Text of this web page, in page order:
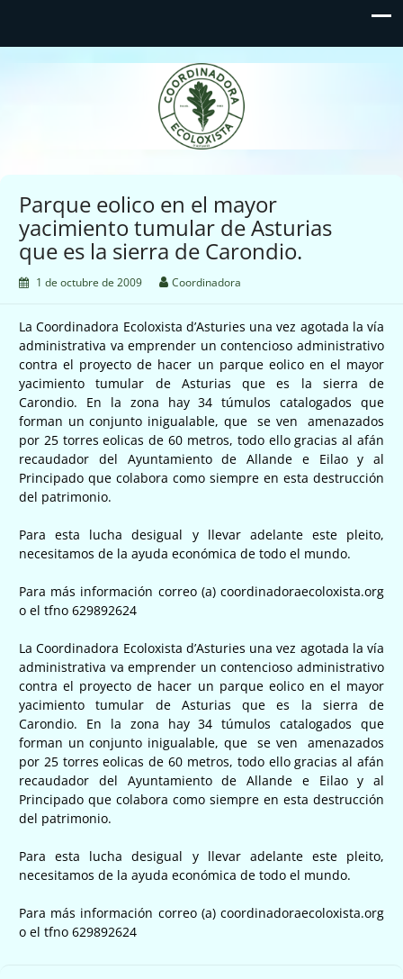
Coordinadora Ecoloxista
d'Asturies
Parque eolico en el mayor
yacimiento tumular de Asturias
que es la sierra de Carondio.
1 de octubre de 2009 Coordinadora
La Coordinadora Ecoloxista d’Asturies una vez agotada la vía
administrativa va emprender un contencioso administrativo
contra el proyecto de hacer un parque eolico en el mayor
yacimiento tumular de Asturias que es la sierra de
Carondio. En la zona hay 34 túmulos catalogados que
forman un conjunto inigualable, que se ven
amenazados
por 25 torres eolicas de 60 metros, todo ello gracias al afán
recaudador del Ayuntamiento de Allande e Eilao y al
Principado que colabora como siempre en esta destrucción
del patrimonio.
Para esta lucha desigual y llevar adelante este pleito,
necesitamos de la ayuda económica de todo el mundo.
Para más información correo (a) coordinadoraecoloxista.org
o el tfno 629892624
La Coordinadora Ecoloxista d’Asturies una vez agotada la vía
administrativa va emprender un contencioso administrativo
contra el proyecto de hacer un parque eolico en el mayor
yacimiento tumular de Asturias que es la sierra de
Carondio. En la zona hay 34 túmulos catalogados que
forman un conjunto inigualable, que se ven
amenazados
por 25 torres eolicas de 60 metros, todo ello gracias al afán
recaudador del Ayuntamiento de Allande e Eilao y al
Principado que colabora como siempre en esta destrucción
del patrimonio.
Para esta lucha desigual y llevar adelante este pleito,
necesitamos de la ayuda económica de todo el mundo.
Para más información correo (a) coordinadoraecoloxista.org
o el tfno 629892624